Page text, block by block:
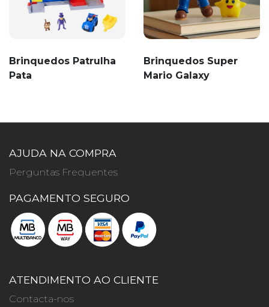
Brinquedos Patrulha
Pata
Brinquedos Super
Mario Galaxy
AJUDA NA COMPRA
Perguntas Frequentes
PAGAMENTO SEGURO
ATENDIMENTO AO CLIENTE
Contacta-nos